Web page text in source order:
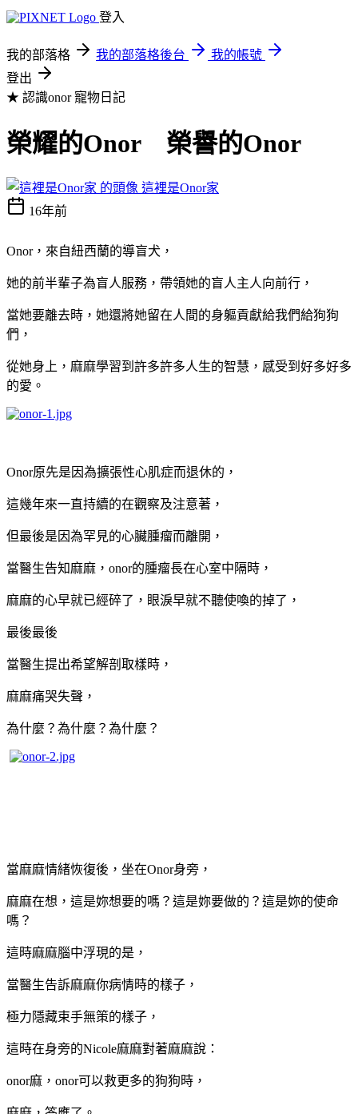
登入
我的部落格 我的部落格後台
我的帳號
登出
★ 認識onor寵物日記
榮耀的Onor 榮譽的Onor
這裡是Onor家
16年前
Onor，來自紐西蘭的導盲犬，
她的前半輩子為盲人服務，帶領她的盲人主人向前行，
當她要離去時，她還將她留在人間的身軀貢獻給我們給狗狗
們，
從她身上，麻麻學習到許多許多人生的智慧，感受到好多好多
的愛。
Onor原先是因為擴張性心肌症而退休的，
這幾年來一直持續的在觀察及注意著，
但最後是因為罕見的心臟腫瘤而離開，
當醫生告知麻麻，onor的腫瘤長在心室中隔時，
麻麻的心早就已經碎了，眼淚早就不聽使喚的掉了，
最後最後
當醫生提出希望解剖取樣時，
麻麻痛哭失聲，
為什麼？為什麼？為什麼？
當麻麻情緒恢復後，坐在Onor身旁，
麻麻在想，這是妳想要的嗎？這是妳要做的？這是妳的使命
嗎？
這時麻麻腦中浮現的是，
當醫生告訴麻麻你病情時的樣子，
極力隱藏束手無策的樣子，
這時在身旁的Nicole麻麻對著麻麻說：
onor麻，onor可以救更多的狗狗時，